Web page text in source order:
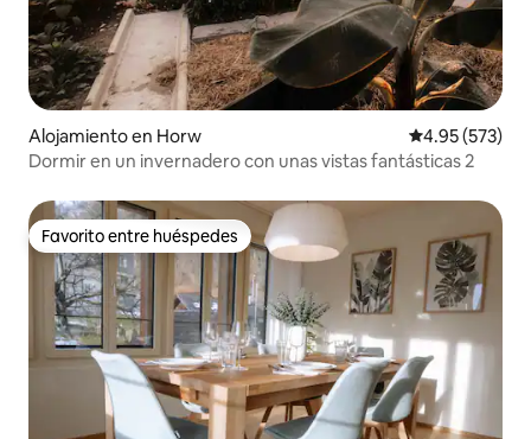
Alojamiento en Horw Calificación
4.95 (573)
Dormir en un invernadero con unas vistas fantásticas 2
Favorito entre huéspedes
Favorito entre huéspedes